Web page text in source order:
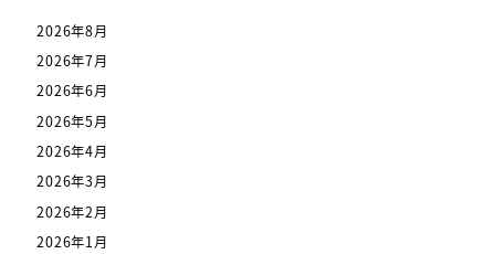
2026年8月
2026年7月
2026年6月
2026年5月
2026年4月
2026年3月
2026年2月
2026年1月